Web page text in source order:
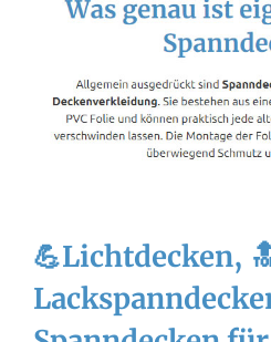
💪Lichtdecken,